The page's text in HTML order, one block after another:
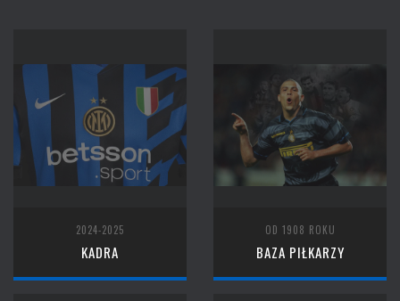
2024-2025
KADRA
OD 1908 ROKU
BAZA PIŁKARZY